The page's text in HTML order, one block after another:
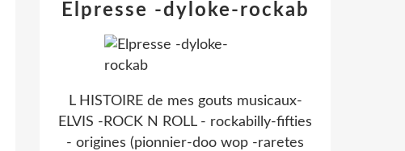
Elpresse -dyloke-rockab
L HISTOIRE de mes gouts musicaux-
ELVIS -ROCK N ROLL - rockabilly-fifties
- origines (pionnier-doo wop -raretes